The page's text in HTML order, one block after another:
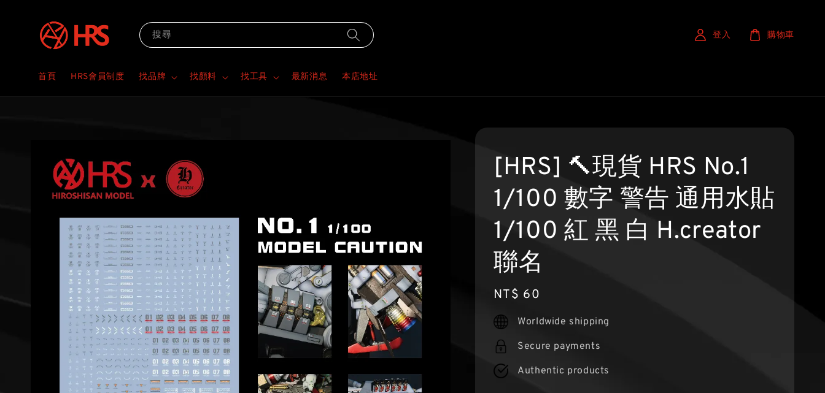
搜尋
首頁 HRS會員制度 找品牌 找顏料 找工具 最新消息 本店地址
登入 購物車
[HRS] 🔨現貨 HRS No.1
1/100 數字 警告 通用水貼
1/100 紅 黑 白 H.creator
聯名
Regular
price
NT$ 60
Worldwide shipping
Secure payments
Authentic products